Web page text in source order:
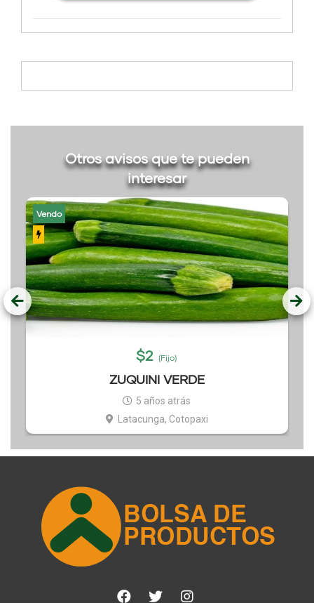
Otros avisos que te pueden
interesar
Vendo
$2 (Fijo)
ZUQUINI VERDE
5 años atrás
Latacunga, Cotopaxi